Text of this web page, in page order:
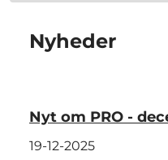
Nyheder
Nyt om PRO -
19-12-2025